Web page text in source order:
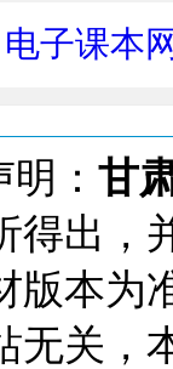
电子课本
： 甘
得出，
版本为
无关，